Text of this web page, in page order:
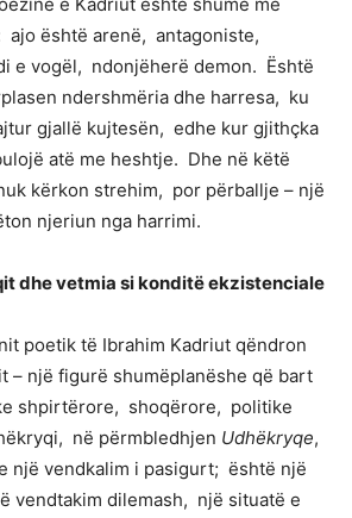
ajo është arenë, antagoniste,
e vogël, ndonjëherë demon. Është
ndershmëria dhe harresa, ku
gjallë kujtesën, edhe kur gjithçka
atë me heshtje. Dhe në këtë
kërkon strehim, por përballje – një
njeriun nga harrimi.
dhe vetmia si konditë ekzistenciale
poetik të Ibrahim Kadriut qëndron
– një figurë shumëplanëshe që bart
shpirtërore, shoqërore, politike
në përmbledhjen Udhëkryqe,
një vendkalim i pasigurt; është një
vendtakim dilemash, një situatë e